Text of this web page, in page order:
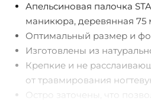
Апельсиновая палочка
маникюра, деревянная 75
Оптимальный размер и
Изготовлены из
Крепкие и не
от травмирования
Остро заточены, что